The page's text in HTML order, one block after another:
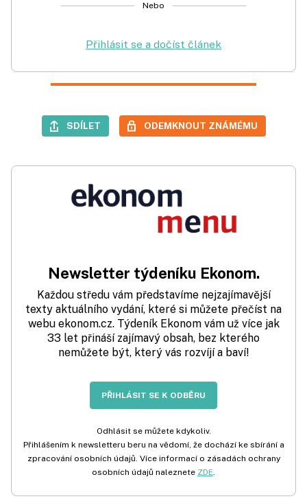
Nebo
Přihlásit se a dočíst článek
SDÍLET ODEMKNOUT ZNÁMÉMU
Newsletter týdeníku Ekonom.
Každou středu vám představíme nejzajímavější
texty aktuálního vydání, které si můžete přečíst na
webu ekonom.cz. Týdeník Ekonom vám už více jak
33 let přináší zajímavý obsah, bez kterého
nemůžete být, který vás rozvíjí a baví!
PŘIHLÁSIT SE K ODBĚRU
Odhlásit se můžete kdykoliv.
Přihlášením k newsletteru beru na vědomí, že dochází ke sbírání a
zpracování osobních údajů. Více informací o zásadách ochrany
osobních údajů naleznete ZDE.